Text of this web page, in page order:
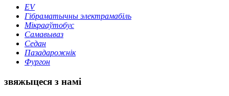
EV
Гібраматычны электрамабіль
Мікрааўтобус
Самавываз
Седан
Пазадарожнік
Фургон
звяжыцеся з намі